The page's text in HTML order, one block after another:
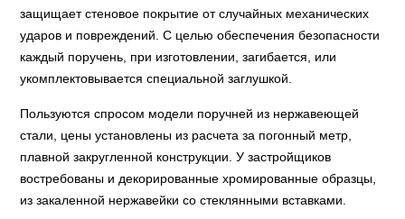
защищает стеновое покрытие от случайных механических
ударов и повреждений. С целью обеспечения безопасности
каждый поручень, при изготовлении, загибается, или
укомплектовывается специальной заглушкой.
Пользуются спросом модели поручней из нержавеющей
стали, цены установлены из расчета за погонный метр,
плавной закругленной конструкции. У застройщиков
востребованы и декорированные хромированные образцы,
из закаленной нержавейки со стеклянными вставками.